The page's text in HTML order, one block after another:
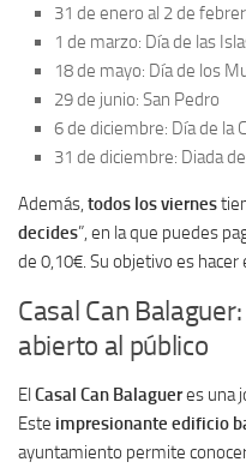
31 de enero al 2 de
1 de marzo: Día de las
18 de mayo: Día de los
29 de junio: San Pedro
6 de diciembre: Día de la
31 de diciembre: Diada
Además, todos los viernes
decides”, en la que puedes
de 0,10€. Su objetivo es hacer
Casal Can
abierto al público
El Casal Can Balagueres una
Este impresionante edificio
ayuntamiento permite